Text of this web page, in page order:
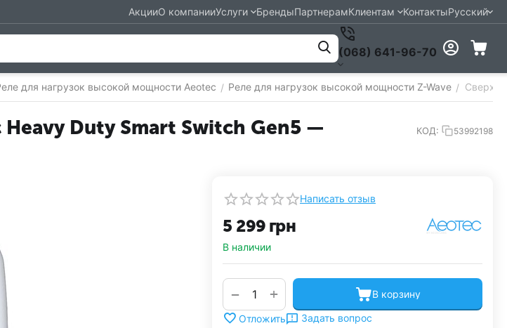
АкцииО компанииУслуги БрендыПартнерамКлиентам КонтактыРусский
(068) 641-96-70
для нагрузок высокой мощности Aeotec / Реле для нагрузок высокой мощности Z-Wave /
Duty Smart Switch Gen5 —
КОД: 53992198
Написать отзыв
5 299 грн
В наличии
+
− В корзину
Отложить Задать вопрос